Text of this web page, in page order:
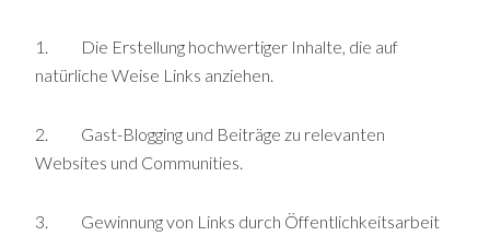
1. Die Erstellung hochwertiger Inhalte, die auf
natürliche Weise Links anziehen.
2. Gast-Blogging und Beiträge zu relevanten
Websites und Communities.
3. Gewinnung von Links durch Öffentlichkeitsarbeit